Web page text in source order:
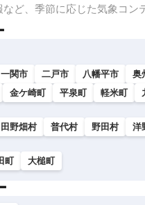
ど、季節に応じた気象コン
一関市 二戸市 八幡平市 奥
金ケ崎町 平泉町 軽米町
田野畑村 普代村 野田村 洋
町 大槌町